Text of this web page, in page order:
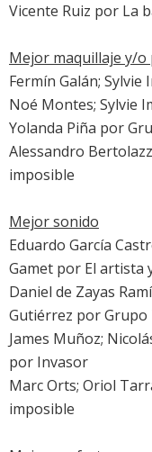
Vicente Ruiz por La
Mejor maquillaje y/o
Fermín Galán;
Noé Montes; Sylvie
Yolanda Piña por
Alessandro
imposible
Mejor sonido
Eduardo García
Gamet por El artista
Daniel de Zayas
Gutiérrez porGrupo
James Muñoz;
por Invasor
Marc Orts; Oriol
imposible